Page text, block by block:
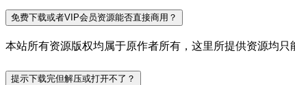
免费下载或者VIP会员资源能否直接商用？
本站所有资源版权均属于原作者所有，这里所提供资源均
提示下载完但解压或打开不了？